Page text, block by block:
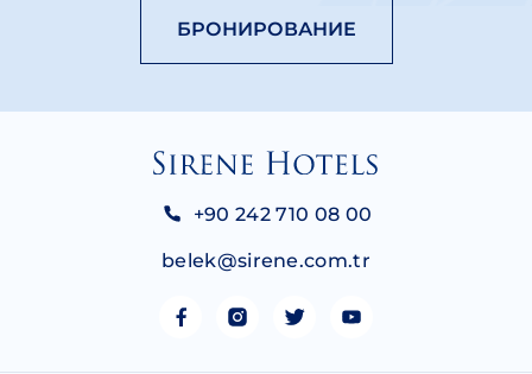
БРОНИРОВАНИЕ
+90 242 710 08 00
belek@sirene.com.tr